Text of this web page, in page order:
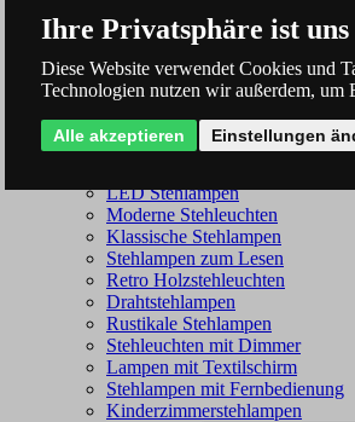
LED Stehlampen
Moderne Stehleuchten
Klassische Stehlampen
Stehlampen zum Lesen
Retro Holzstehleuchten
Drahtstehlampen
Rustikale Stehlampen
Stehleuchten mit Dimmer
Lampen mit Textilschirm
Stehlampen mit Fernbedienung
Kinderzimmerstehlampen
Ihre Privatsphäre ist
Diese Website verwendet Cookies und
Technologien nutzen wir außerdem, um
Alle akzeptieren Einstellungen